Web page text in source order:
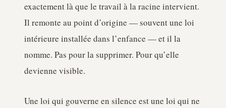
exactement là que le travail à la racine intervient.
Il remonte au point d’origine — souvent une loi
intérieure installée dans l’enfance — et il la
nomme. Pas pour la supprimer. Pour qu’elle
devienne visible.
Une loi qui gouverne en silence est une loi qui ne